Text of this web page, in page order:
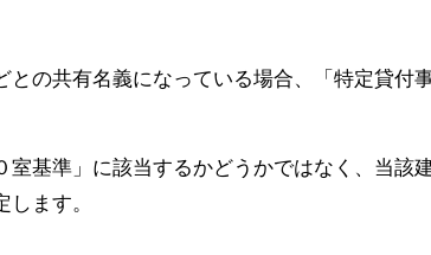
の共有名義になっている場合、「特定貸付
基準」に該当するかどうかではなく、当該
ます。